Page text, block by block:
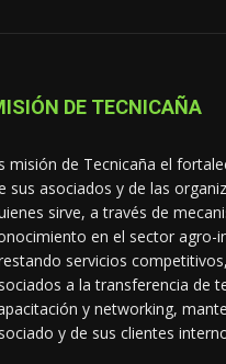
DE TECNICAÑA
misión de Tecnicaña el
sus asociados y de las
sirve, a través de
en el sector agro-
servicios
a la transferencia de
y networking,
y de sus clientes